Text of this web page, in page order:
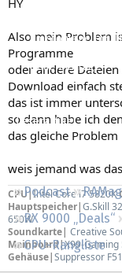
Aktuelles
Empfohlene
Neue Beiträge
Neueste
Leserartikel
Podcast
RX 9000 „Deals“
CPU-Rangliste
Also mein Problem
Programme
oder andere
Download einfach
das ist immer
so dann habe ich
das gleiche Problem
weis jemand was
CPU|Intel Core i7 5820K
Hauptspeicher|G.Skill
650W
Soundkarte| Creative
Mainboard|X99-Gaming
Gehäuse|Suppressor F51